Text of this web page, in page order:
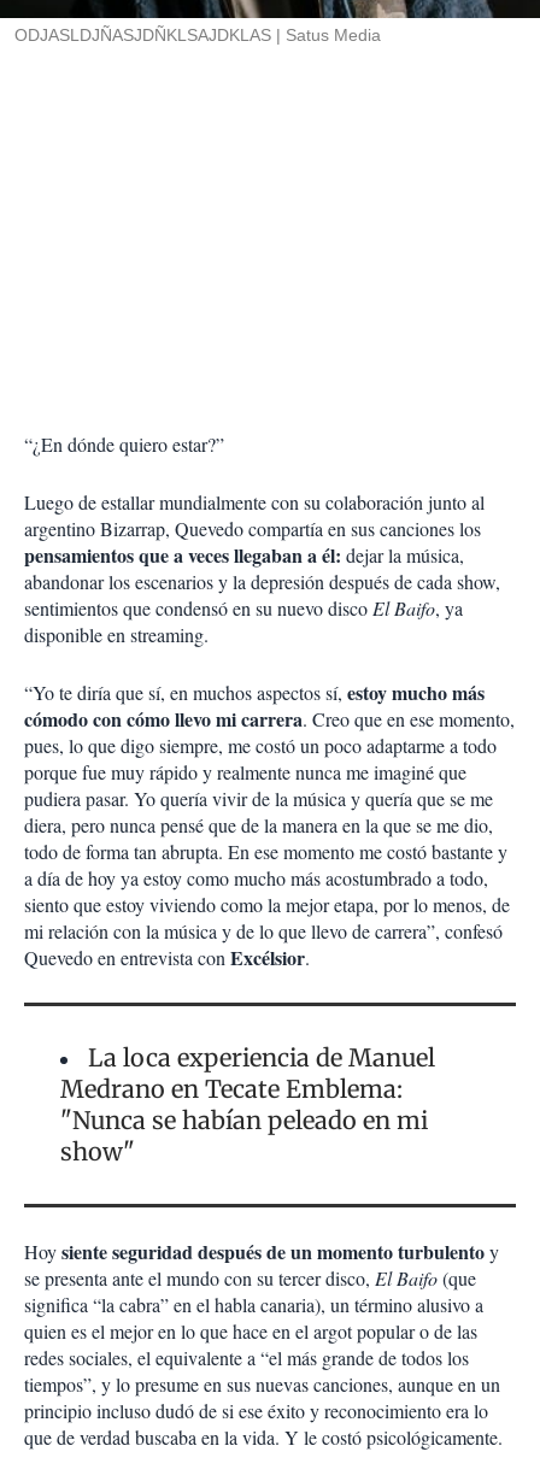
ODJASLDJÑASJDÑKLSAJDKLAS Satus Media
“¿En dónde quiero estar?”
Luego de estallar mundialmente con su colaboración junto al
argentino Bizarrap, Quevedo compartía en sus canciones los
pensamientos que a veces llegaban a él: dejar la música,
abandonar los escenarios y la depresión después de cada show,
sentimientos que condensó en su nuevo discoEl Baifo, ya
disponible en streaming.
“Yo te diría que sí, en muchos aspectos sí, estoy mucho más
cómodo con cómo llevo mi carrera. Creo que en ese momento,
pues, lo que digo siempre, me costó un poco adaptarme a todo
porque fue muy rápido y realmente nunca me imaginé que
pudiera pasar. Yo quería vivir de la música y quería que se me
diera, pero nunca pensé que de la manera en la que se me dio,
todo de forma tan abrupta. En ese momento me costó bastante y
a día de hoy ya estoy como mucho más acostumbrado a todo,
siento que estoy viviendo como la mejor etapa, por lo menos, de
mi relación con la música y de lo que llevo de carrera”, confesó
Quevedo en entrevista conExcélsior.
La loca experiencia de Manuel
Medrano en Tecate Emblema:
"Nunca se habían peleado en mi
show"
Hoysiente seguridad después de un momento turbulentoy
se presenta ante el mundo con su tercer disco, El Baifo(que
significa “la cabra” en el habla canaria), un término alusivo a
quien es el mejor en lo que hace en el argot popular o de las
redes sociales, el equivalente a “el más grande de todos los
tiempos”, y lo presume en sus nuevas canciones, aunque en un
principio incluso dudó de si ese éxito y reconocimiento era lo
que de verdad buscaba en la vida. Y le costó psicológicamente.